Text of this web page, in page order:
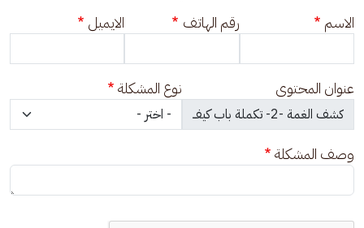
الاسم
رقم الهاتف الايميل
عنوان المحتوى نوع المشكلة
وصف المشكلة